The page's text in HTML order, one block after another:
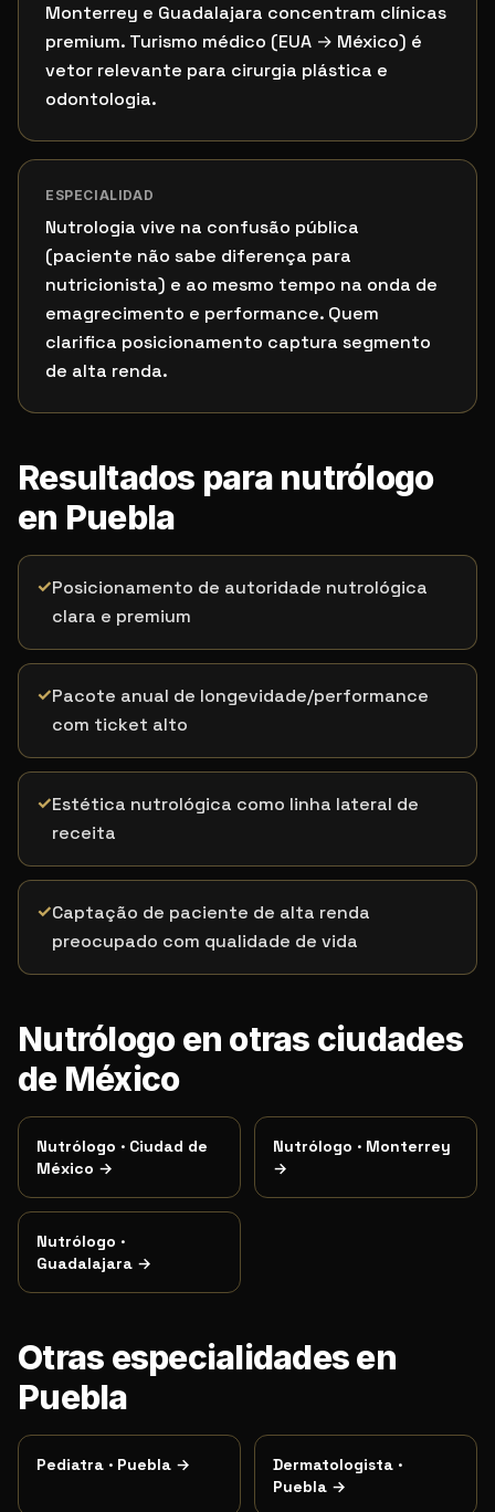
Monterrey e Guadalajara concentram clínicas
premium. Turismo médico (EUA → México) é
vetor relevante para cirurgia plástica e
odontologia.
ESPECIALIDAD
Nutrologia vive na confusão pública
(paciente não sabe diferença para
nutricionista) e ao mesmo tempo na onda de
emagrecimento e performance. Quem
clarifica posicionamento captura segmento
de alta renda.
Resultados para nutrólogo
en Puebla
✓Posicionamento de autoridade nutrológica
clara e premium
✓Pacote anual de longevidade/performance
com ticket alto
✓Estética nutrológica como linha lateral de
receita
✓Captação de paciente de alta renda
preocupado com qualidade de vida
Nutrólogo en otras ciudades
de México
Nutrólogo · Ciudad de
México →
Nutrólogo · Monterrey
→
Nutrólogo ·
Guadalajara →
Otras especialidades en
Puebla
Pediatra · Puebla → Dermatologista ·
Puebla →